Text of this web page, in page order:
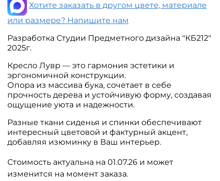
Хотите заказать в другом цвете, материале
или размере? Напишите нам
Разработка Студии Предметного дизайна "КБ212"
2025г.
Кресло Лувр — это гармония эстетики и
эргономичной конструкции.
Опора из массива бука, сочетает в себе
прочность дерева и устойчивую форму, создавая
ощущение уюта и надежности.
Разные ткани сиденья и спинки обеспечивают
интересный цветовой и фактурный акцент,
добавляя изюминку в Ваш интерьер.
Стоимость актуальна на 01.07.26 и может
изменится на момент заказа.